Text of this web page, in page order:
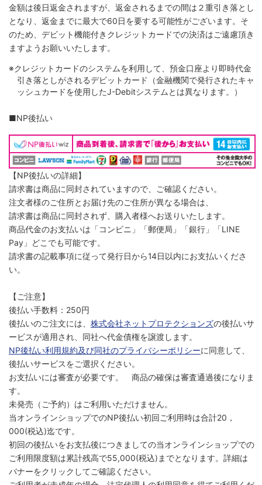
金額は後日返金されますが、返金されるまでの間は２重引き落とし
となり、返金までに最大で60日を要する可能性がございます。そ
のため、デビット機能付きクレジットカードでの決済はご遠慮頂き
ますようお願いいたします。
※クレジットカードのシステムを利用して、預金口座より即時代金
引き落としがされるデビットカード（金融機関で発行されたキャ
ッシュカードを使用したJ-Debitシステムとは異なります。）
■NP後払い
【NP後払いの詳細】
請求書は商品に同封されていますので、ご確認ください。
注文者様のご住所とお届け先のご住所が異なる場合は、
請求書は商品に同封されず、購入者様へお送りいたします。
商品代金のお支払いは「コンビニ」「郵便局」「銀行」「LINE
Pay」どこでも可能です。
請求書の記載事項に従って発行日から14日以内にお支払いくださ
い。
【ご注意】
後払い手数料：250円
後払いのご注文には、 株式会社ネットプロテクションズの後払いサ
ービスが適用され、同社へ代金債権を譲渡します。
NP後払い利用規約及び同社のプライバシーポリシーに同意して、
後払いサービスをご選択ください。
お支払いには審査が必要です。 商品の確保は審査通過後になりま
す。
未発売（ご予約）はご利用いただけません。
当オンラインショップでのNP後払い初回ご利用時は合計20，
000(税込)迄です。
初回の後払いをお支払後につきましての当オンラインショップでの
ご利用限度額は累計残高で55,000(税込)までとなります。詳細は
バナーをクリックしてご確認ください。